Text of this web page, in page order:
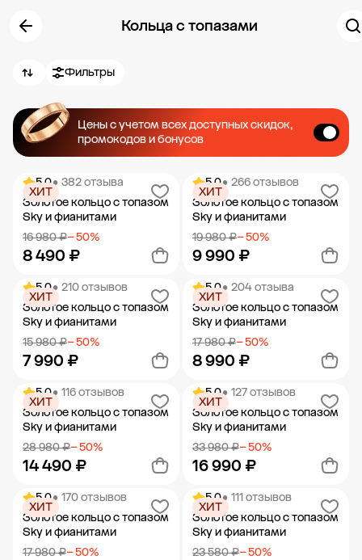
Кольца с топазами
Фильтры
Цены с учетом всех доступных скидок,
промокодов и бонусов
5.0• 382 отзыва
Золотое кольцо с топазом
Sky и фианитами
16 980 ₽− 50%
8 490 ₽
ХИТ
Добавить в корзину
5.0• 266 отзывов
Золотое кольцо с топазом
Sky и фианитами
19 980 ₽− 50%
9 990 ₽
ХИТ
Добавить в корзину
5.0• 210 отзывов
Золотое кольцо с топазом
Sky и фианитами
15 980 ₽− 50%
7 990 ₽
ХИТ
Добавить в корзину
5.0• 204 отзыва
Золотое кольцо с топазом
Sky и фианитами
17 980 ₽− 50%
8 990 ₽
ХИТ
Добавить в корзину
5.0• 116 отзывов
Золотое кольцо с топазом
Sky и фианитами
28 980 ₽− 50%
14 490 ₽
ХИТ
Добавить в корзину
5.0• 127 отзывов
Золотое кольцо с топазом
Sky и фианитами
33 980 ₽− 50%
16 990 ₽
ХИТ
Добавить в корзину
5.0• 170 отзывов
Золотое кольцо с топазом
Sky и фианитами
17 980 ₽− 50%
ХИТ
5.0• 111 отзывов
Золотое кольцо с топазом
Sky и фианитами
23 580 ₽− 50%
ХИТ